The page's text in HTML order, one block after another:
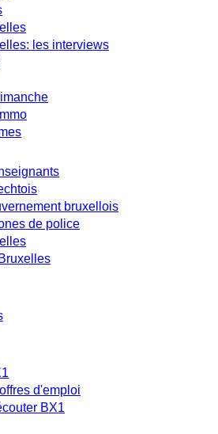
les interviews
bruxellois
de police
d'emploi
BX1